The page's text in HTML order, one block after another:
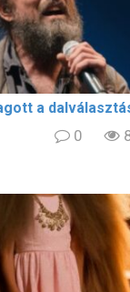
a
0